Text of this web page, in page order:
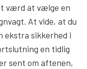
værd at vælge en
At vide, at du
ekstra sikkerhed i
en tidlig
sent om aftenen,